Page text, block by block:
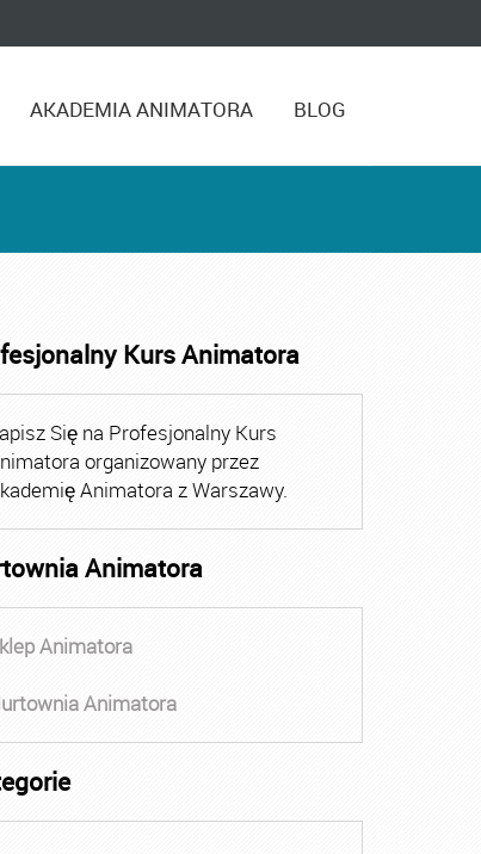
AKADEMIA ANIMATORA BLOG
Kurs Animatora
Się na Profesjonalny Kurs
organizowany przez
Animatora z Warszawy.
Animatora
Animatora
Animatora